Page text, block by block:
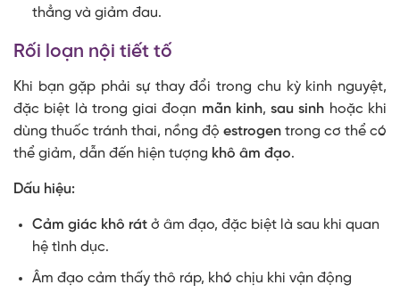
thẳng và giảm đau.
Rối loạn nội tiết tố
Khi bạn gặp phải sự thay đổi trong chu kỳ kinh nguyệt,
đặc biệt là trong giai đoạn mãn kinh,sau sinh hoặc khi
dùng thuốc tránh thai, nồng độ estrogen trong cơ thể có
thể giảm, dẫn đến hiện tượng khô âm đạo.
Dấu hiệu:
Cảm giác khô rátở âm đạo, đặc biệt là sau khi quan
hệ tình dục.
Âm đạo cảm thấy thô ráp, khó chịu khi vận động